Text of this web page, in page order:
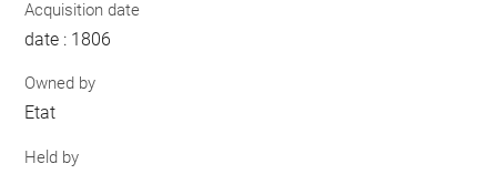
Acquisition date
date : 1806
Owned by
Etat
Held by